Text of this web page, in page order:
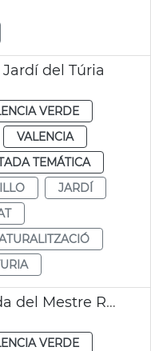
del Túria
VERDE
VALENCIA
TEMÁTICA
JARDÍ
Renaturalización avenida del Mestre Rodrigo
VERDE